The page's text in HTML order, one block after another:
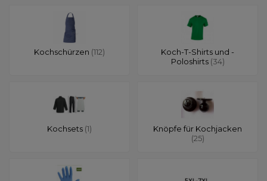
Kochschürzen (112)
Koch-T-Shirts und -
Poloshirts (34)
Kochsets (1)
Knöpfe für Kochjacken
(25)